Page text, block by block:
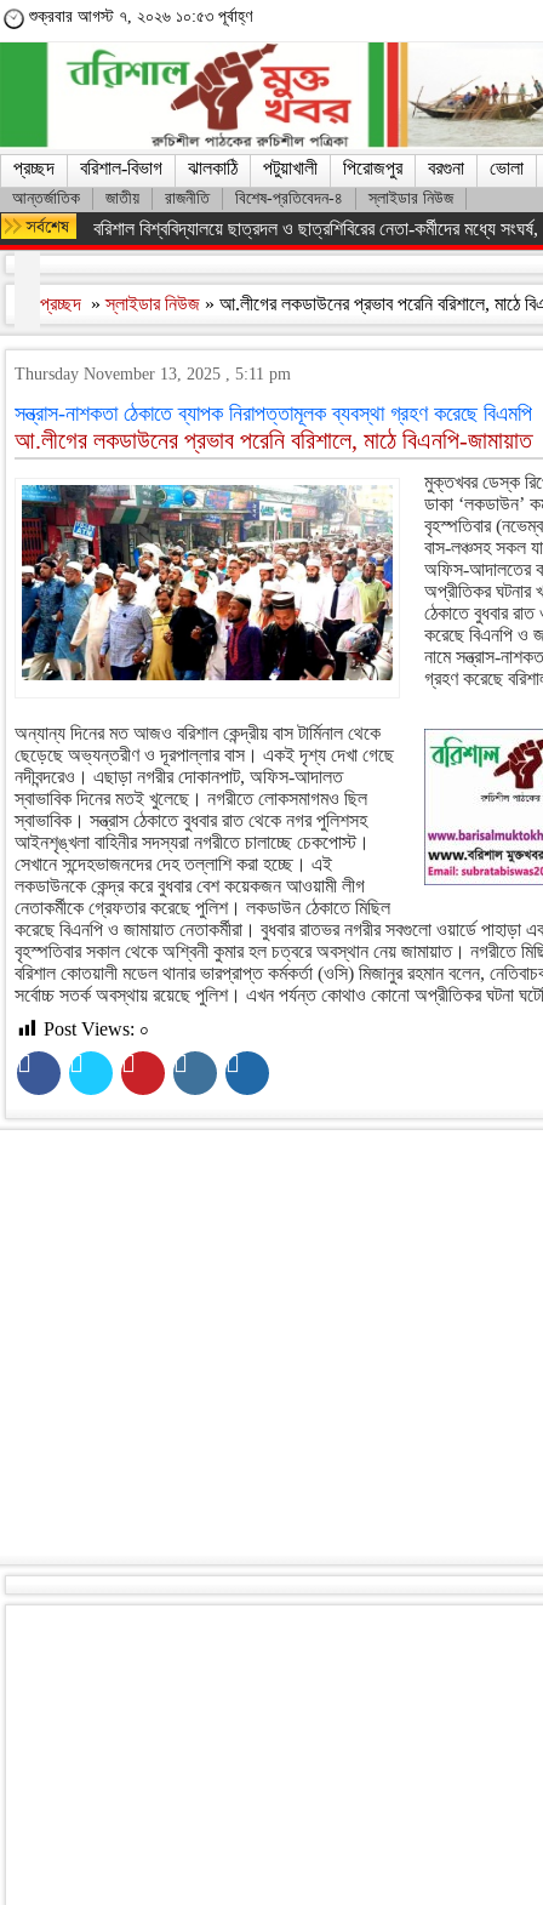
শুক্রবার আগস্ট ৭, ২০২৬ ১০:৫৩ পূর্বাহ্ণ
প্রচ্ছদ বরিশাল-বিভাগ ঝালকাঠি পটুয়াখালী পিরোজপুর বরগুনা ভোলা
আন্তর্জাতিক জাতীয় রাজনীতি বিশেষ-প্রতিবেদন-৪ স্লাইডার নিউজ
বরিশাল বিশ্ববিদ্যালয়ে ছাত্রদল ও ছাত্রশিবিরের নেতা-কর্মীদের মধ্যে সংঘর্ষ,
প্রচ্ছদ »স্লাইডার নিউজ » আ.লীগের লকডাউনের প্রভাব পরেনি বরিশালে, মাঠে
Thursday November 13, 2025 , 5:11 pm
সন্ত্রাস-নাশকতা ঠেকাতে ব্যাপক নিরাপত্তামূলক ব্যবস্থা গ্রহণ করেছে বিএমপি
আ.লীগের লকডাউনের প্রভাব পরেনি বরিশালে, মাঠে বিএনপি-জামায়াত
মুক্তখবর ডেস্ক
ডাকা ‘লকডাউন’
বৃহস্পতিবার
বাস-লঞ্চসহ সকল
অফিস-আদালতের
অপ্রীতিকর ঘটনার
ঠেকাতে বুধবার
করেছে বিএনপি ও
নামে সন্ত্রাস-
গ্রহণ করেছে
অন্যান্য দিনের মত আজও বরিশাল কেন্দ্রীয় বাস টার্মিনাল থেকে
ছেড়েছে অভ্যন্তরীণ ও দূরপাল্লার বাস। একই দৃশ্য দেখা গেছে
নদীবন্দরেও। এছাড়া নগরীর দোকানপাট, অফিস-আদালত
স্বাভাবিক দিনের মতই খুলেছে। নগরীতে লোকসমাগমও ছিল
স্বাভাবিক। সন্ত্রাস ঠেকাতে বুধবার রাত থেকে নগর পুলিশসহ
আইনশৃঙ্খলা বাহিনীর সদস্যরা নগরীতে চালাচ্ছে চেকপোস্ট।
সেখানে সন্দেহভাজনদের দেহ তল্লাশি করা হচ্ছে। এই
লকডাউনকে কেন্দ্র করে বুধবার বেশ কয়েকজন আওয়ামী লীগ
নেতাকর্মীকে গ্রেফতার করেছে পুলিশ। লকডাউন ঠেকাতে মিছিল
করেছে বিএনপি ও জামায়াত নেতাকর্মীরা। বুধবার রাতভর নগরীর সবগুলো ওয়ার্ডে পাহাড়া
বৃহস্পতিবার সকাল থেকে অশ্বিনী কুমার হল চত্বরে অবস্থান নেয় জামায়াত। নগরীতে
বরিশাল কোতয়ালী মডেল থানার ভারপ্রাপ্ত কর্মকর্তা (ওসি) মিজানুর রহমান বলেন,
সর্বোচ্চ সতর্ক অবস্থায় রয়েছে পুলিশ। এখন পর্যন্ত কোথাও কোনো অপ্রীতিকর ঘটনা
Post Views: ০